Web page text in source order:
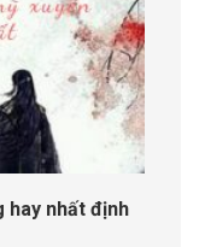
hay nhất định